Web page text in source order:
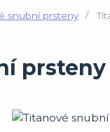
snubní prsteny
prsteny